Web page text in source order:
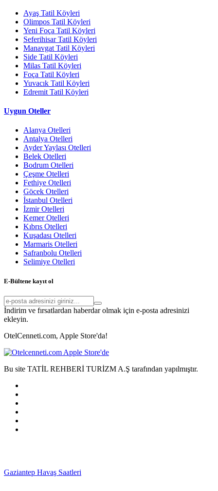
Ayaş Tatil Köyleri
Olimpos Tatil Köyleri
Yeni Foça Tatil Köyleri
Seferihisar Tatil Köyleri
Manavgat Tatil Köyleri
Side Tatil Köyleri
Milas Tatil Köyleri
Foça Tatil Köyleri
Yuvacık Tatil Köyleri
Edremit Tatil Köyleri
Uygun Oteller
Alanya Otelleri
Antalya Otelleri
Ayder Yaylası Otelleri
Belek Otelleri
Bodrum Otelleri
Çeşme Otelleri
Fethiye Otelleri
Göcek Otelleri
İstanbul Otelleri
İzmir Otelleri
Kemer Otelleri
Kıbrıs Otelleri
Kuşadası Otelleri
Marmaris Otelleri
Safranbolu Otelleri
Selimiye Otelleri
E-Bültene kayıt ol
İndirim ve fırsatlardan haberdar olmak için e-posta adresinizi
ekleyin.
OtelCenneti.com, Apple Store'da!
Bu site TATİL REHBERİ TURİZM A.Ş tarafından yapılmıştır.
Gaziantep Havaş Saatleri